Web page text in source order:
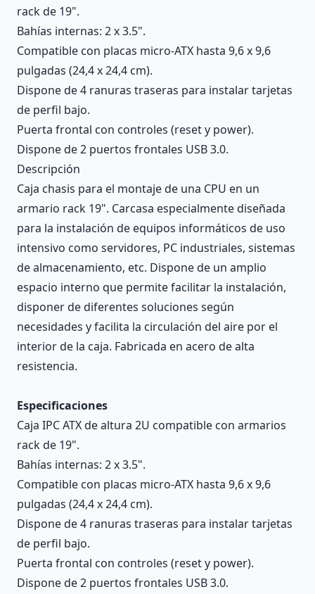
rack de 19".
Bahías internas: 2 x 3.5".
Compatible con placas micro-ATX hasta 9,6 x 9,6
pulgadas (24,4 x 24,4 cm).
Dispone de 4 ranuras traseras para instalar tarjetas
de perfil bajo.
Puerta frontal con controles (reset y power).
Dispone de 2 puertos frontales USB 3.0.
Descripción
Caja chasis para el montaje de una CPU en un
armario rack 19". Carcasa especialmente diseñada
para la instalación de equipos informáticos de uso
intensivo como servidores, PC industriales, sistemas
de almacenamiento, etc. Dispone de un amplio
espacio interno que permite facilitar la instalación,
disponer de diferentes soluciones según
necesidades y facilita la circulación del aire por el
interior de la caja. Fabricada en acero de alta
resistencia.
Especificaciones
Caja IPC ATX de altura 2U compatible con armarios
rack de 19".
Bahías internas: 2 x 3.5".
Compatible con placas micro-ATX hasta 9,6 x 9,6
pulgadas (24,4 x 24,4 cm).
Dispone de 4 ranuras traseras para instalar tarjetas
de perfil bajo.
Puerta frontal con controles (reset y power).
Dispone de 2 puertos frontales USB 3.0.